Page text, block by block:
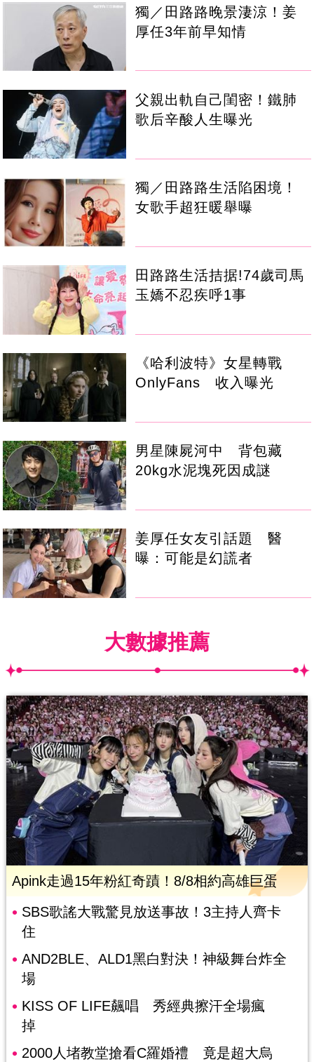
獨／田路路晚景淒涼！姜
厚任3年前早知情
父親出軌自己閨密！鐵肺
歌后辛酸人生曝光
獨／田路路生活陷困境！
女歌手超狂暖舉曝
田路路生活拮据!74歲司馬
玉嬌不忍疾呼1事
《哈利波特》女星轉戰
OnlyFans 收入曝光
男星陳屍河中 背包藏
20kg水泥塊死因成謎
姜厚任女友引話題 醫
曝：可能是幻謊者
大數據推薦
Apink走過15年粉紅奇蹟！8/8相約高雄巨蛋
SBS歌謠大戰驚見放送事故！3主持人齊卡
住
AND2BLE、ALD1黑白對決！神級舞台炸全
場
KISS OF LIFE飆唱 秀經典擦汗全場瘋
掉
2000人堵教堂搶看C羅婚禮 竟是超大烏